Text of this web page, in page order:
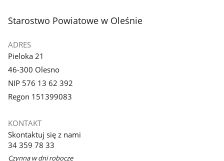
stopka
Starostwo Powiatowe w Oleśnie
ADRES
Pieloka 21
46-300 Olesno
NIP 576 13 62 392
Regon 151399083
KONTAKT
Skontaktuj się z nami
34 359 78 33
Czynna w dni robocze